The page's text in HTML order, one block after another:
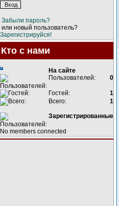
Забыли пароль?
или новый пользователь?
Зарегистрируйся!
Кто с нами
На сайте
Пользователей:
0
Гостей:
1
Всего:
1
Зарегистрированные
No members connected